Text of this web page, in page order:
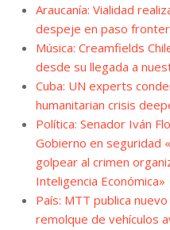
Araucanía: Vialidad
despeje en paso
Música: Creamfields
desde su llegada a
Cuba: UN experts
humanitarian crisis
Política: Senador Iván
Gobierno en seguridad
golpear al crimen
Inteligencia Económica»
País: MTT publica
remolque de vehículos